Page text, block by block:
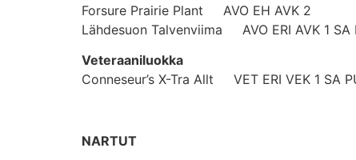
Forsure Prairie Plant AVO EH AVK 2
Lähdesuon Talvenviima AVO ERI AVK 1 SA
Veteraaniluokka
Conneseur’s X-Tra Allt VET ERI VEK 1 SA
NARTUT